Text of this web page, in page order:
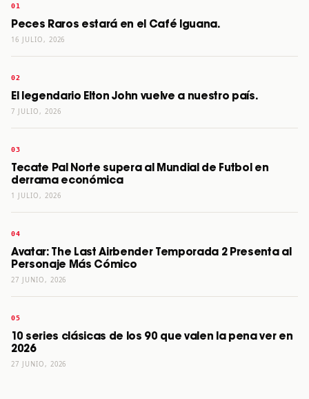
Peces Raros estará en el Café Iguana.
16 JULIO, 2026
El legendario Elton John vuelve a nuestro país.
7 JULIO, 2026
Tecate Pal Norte supera al Mundial de Futbol en
derrama económica
1 JULIO, 2026
Avatar: The Last Airbender Temporada 2 Presenta al
Personaje Más Cómico
27 JUNIO, 2026
10 series clásicas de los 90 que valen la pena ver en
2026
27 JUNIO, 2026